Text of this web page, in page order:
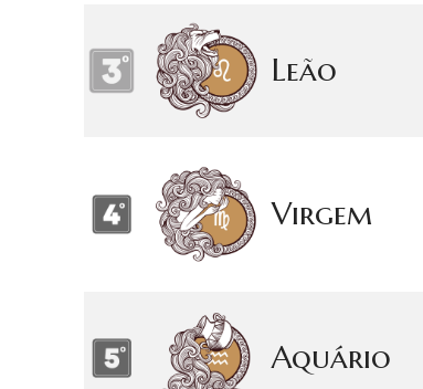
Leão
Virgem
Aquário